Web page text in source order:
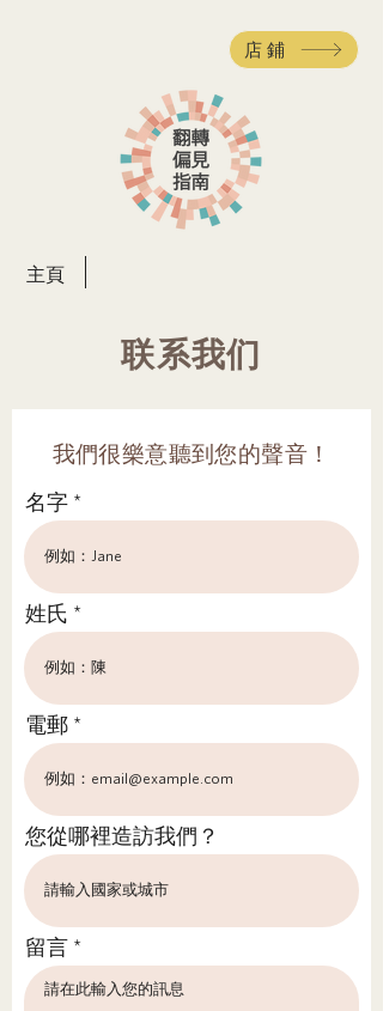
店鋪
主頁
联系我们
我們很樂意聽到您的聲音！
名字
姓氏
電郵
您從哪裡造訪我們？
留言